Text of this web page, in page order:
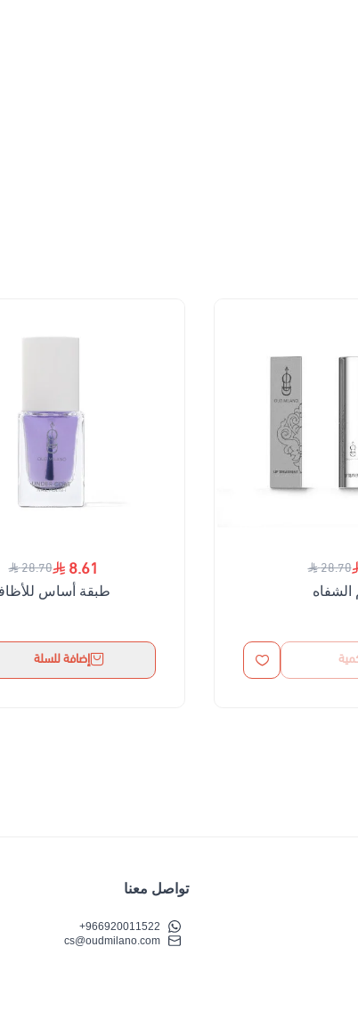
28.70
الشفاه
8.61
28.70
طبقة أساس
إضافة للسلة
تواصل معنا
+966920011522
cs@oudmilano.com